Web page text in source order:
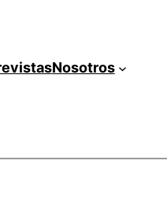
Nosotros